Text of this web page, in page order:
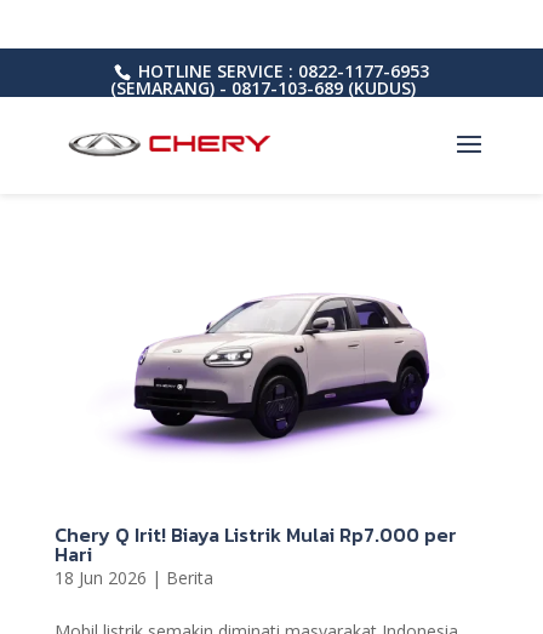
HOTLINE SERVICE : 0822-1177-6953
(SEMARANG) - 0817-103-689 (KUDUS)
Chery Q Irit! Biaya Listrik Mulai Rp7.000 per
Hari
18 Jun 2026 | Berita